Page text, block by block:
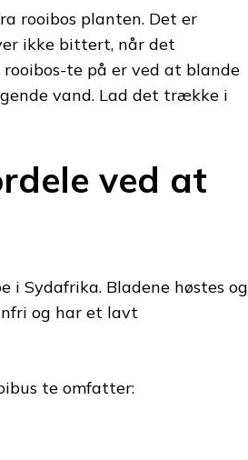
rooibos planten. Det er
ikke bittert, når det
te på er ved at blande
vand. Lad det trække i
ved at
i Sydafrika. Bladene høstes og
og har et lavt
te omfatter: